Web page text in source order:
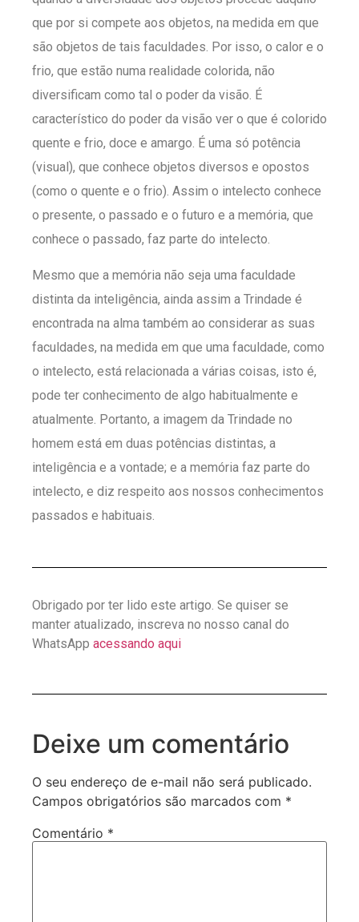
que por si compete aos objetos, na medida em que
são objetos de tais faculdades. Por isso, o calor e o
frio, que estão numa realidade colorida, não
diversificam como tal o poder da visão. É
característico do poder da visão ver o que é colorido
quente e frio, doce e amargo. É uma só potência
(visual), que conhece objetos diversos e opostos
(como o quente e o frio). Assim o intelecto conhece
o presente, o passado e o futuro e a memória, que
conhece o passado, faz parte do intelecto.
Mesmo que a memória não seja uma faculdade
distinta da inteligência, ainda assim a Trindade é
encontrada na alma também ao considerar as suas
faculdades, na medida em que uma faculdade, como
o intelecto, está relacionada a várias coisas, isto é,
pode ter conhecimento de algo habitualmente e
atualmente. Portanto, a imagem da Trindade no
homem está em duas potências distintas, a
inteligência e a vontade; e a memória faz parte do
intelecto, e diz respeito aos nossos conhecimentos
passados e habituais.
Obrigado por ter lido este artigo. Se quiser se
manter atualizado, inscreva no nosso canal do
WhatsApp acessando aqui
Deixe um comentário
O seu endereço de e-mail não será publicado.
Campos obrigatórios são marcados com *
Comentário *